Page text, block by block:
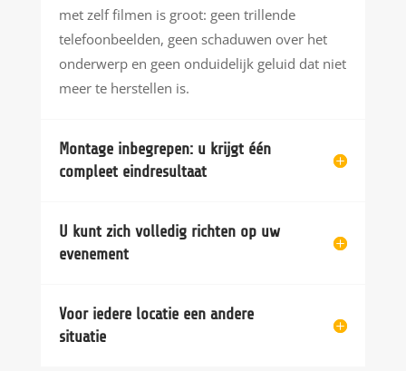
met zelf filmen is groot: geen trillende
telefoonbeelden, geen schaduwen over het
onderwerp en geen onduidelijk geluid dat niet
meer te herstellen is.
Montage inbegrepen: u krijgt één
compleet eindresultaat
U kunt zich volledig richten op uw
evenement
Voor iedere locatie een andere
situatie